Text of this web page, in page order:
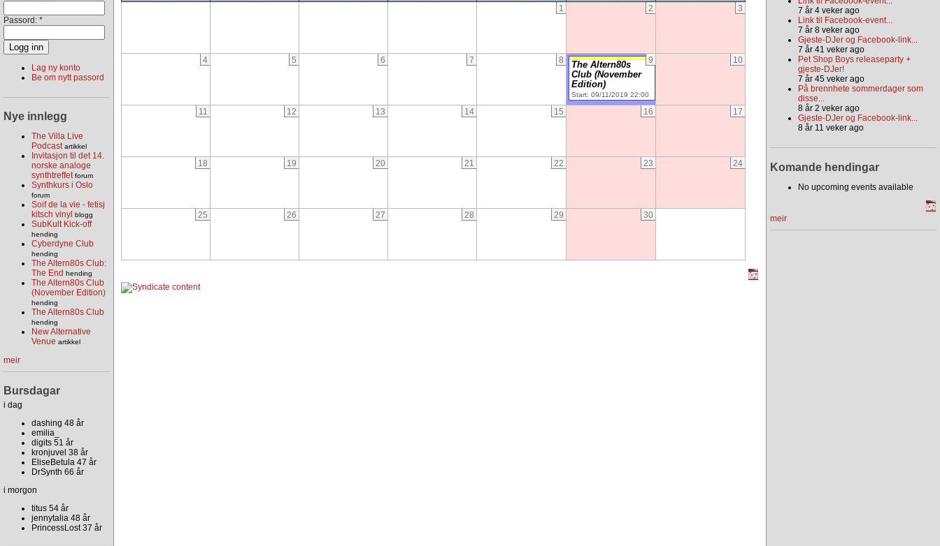
Passord: *
Lag ny konto
Be om nytt passord
Nye innlegg
The Villa Live
Podcastartikkel
Invitasjon til det 14.
norske analoge
synthtreffet forum
Synthkurs i Oslo
forum
Soif de la vie - fetisj
kitsch vinyl
blogg
SubKult Kick-off
hending
Cyberdyne Club
hending
The Altern80s Club:
The End hending
The Altern80s Club
(November Edition)
hending
The Altern80s Club
hending
New Alternative
Venue artikkel
meir
Bursdagar
i dag
dashing 48 år
emilia_
digits 51 år
kronjuvel 38 år
EliseBetula 47 år
DrSynth 66 år
i morgon
titus 54 år
jennytalia 48 år
PrincessLost 37 år
1
2 3
4 5 6 7 8 9
The Altern80s
Club (November
Edition)
Start: 09/11/2019 22:00
10
11 12 13 14 15 16 17
18 19 20 21 22 23 24
25 26 27 28 29 30
7 år 4 veker ago
Link til Facebook-event...
7 år 8 veker ago
Gjeste-DJer og Facebook-link...
7 år 41 veker ago
Pet Shop Boys releaseparty +
gjeste-DJer!
7 år 45 veker ago
På brennhete sommerdager som
disse...
8 år 2 veker ago
Gjeste-DJer og Facebook-link...
8 år 11 veker ago
Komande hendingar
No upcoming events available
meir